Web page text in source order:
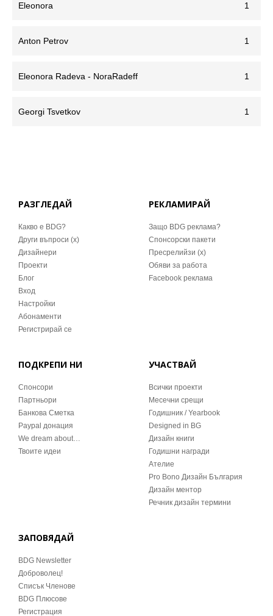
Eleonora 1
Anton Petrov 1
Eleonora Radeva - NoraRadeff 1
Georgi Tsvetkov 1
РАЗГЛЕДАЙ
Какво е BDG?
Други въпроси (x)
Дизайнери
Проекти
Блог
Вход
Настройки
Абонаменти
Регистрирай се
РЕКЛАМИРАЙ
Защо BDG реклама?
Спонсорски пакети
Пресрелийзи (x)
Обяви за работа
Facebook реклама
ПОДКРЕПИ НИ
Спонсори
Партньори
Банкова Сметка
Paypal донация
We dream about…
Твоите идеи
УЧАСТВАЙ
Всички проекти
Месечни срещи
Годишник / Yearbook
Designed in BG
Дизайн книги
Годишни награди
Ателие
Pro Bono Дизайн България
Дизайн ментор
Речник дизайн термини
ЗАПОВЯДАЙ
BDG Newsletter
Доброволец!
Списък Членове
BDG Плюсове
Регистрация